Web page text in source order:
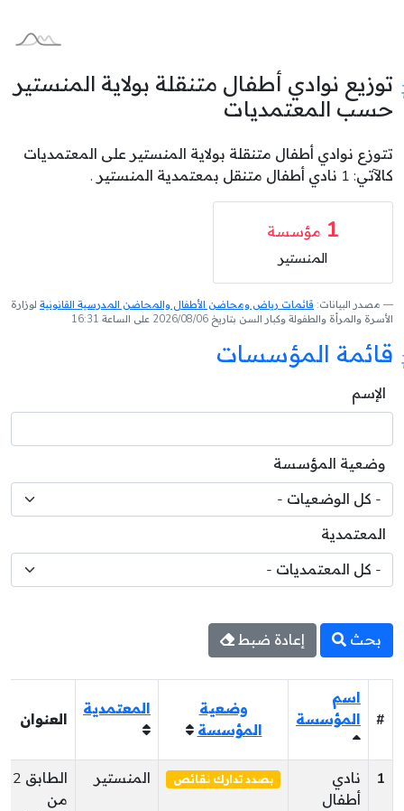
توزيع نوادي أطفال متنقلة بولاية المنستير
حسب المعتمديات
تتوزع نوادي أطفال متنقلة بولاية المنستير على المعتمديات
كالآتي: 1 نادي أطفال متنقل بمعتمدية المنستير .
1 مؤسسة
المنستير
مصدر البيانات: قائمات رياض ومحاضن الأطفال والمحاضن المدرسية القانونية لوزارة
الأسرة والمرأة والطفولة وكبار السن بتاريخ 2026/08/06 على الساعة 16:31
قائمة المؤسسات
الإسم
وضعية المؤسسة
المعتمدية
بحث إعادة ضبط
#
اسم
المؤسسة
وضعية
المؤسسة
المعتمدية
العنوان
1
نادي
أطفال
بصدد تدارك نقائص المنستير
الطابق 2
من